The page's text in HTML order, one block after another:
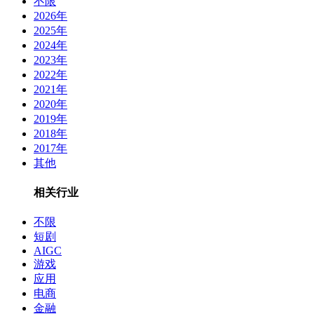
2026年
2025年
2024年
2023年
2022年
2021年
2020年
2019年
2018年
2017年
其他
相关行业
不限
短剧
AIGC
游戏
应用
电商
金融